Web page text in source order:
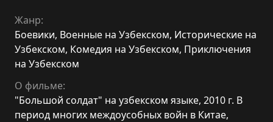
Жанр:
Боевики, Военные на Узбекском, Исторические на
Узбекском, Комедия на Узбекском, Приключения
на Узбекском
О фильме:
"Большой солдат" на узбекском языке, 2010 г. В
период многих междоусобных войн в Китае,